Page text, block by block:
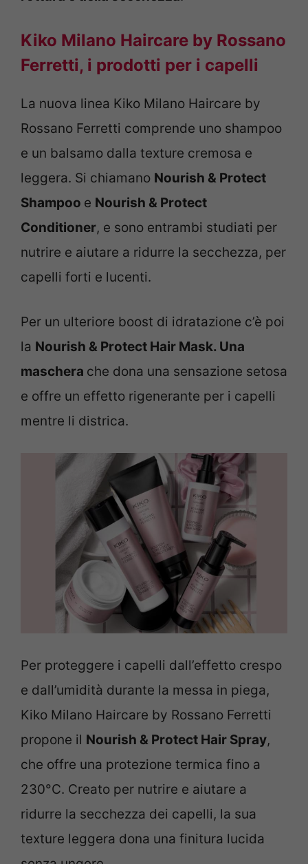
Kiko Milano Haircare by Rossano
Ferretti, i prodotti per i capelli
La nuova linea Kiko Milano Haircare by
Rossano Ferretti comprende uno shampoo
e un balsamo dalla texture cremosa e
leggera. Si chiamano Nourish & Protect
Shampoo e Nourish & Protect
Conditioner, e sono entrambi studiati per
nutrire e aiutare a ridurre la secchezza, per
capelli forti e lucenti.
Per un ulteriore boost di idratazione c’è poi
la Nourish & Protect Hair Mask. Una
maschera che dona una sensazione setosa
e offre un effetto rigenerante per i capelli
mentre li districa.
Per proteggere i capelli dall’effetto crespo
e dall’umidità durante la messa in piega,
Kiko Milano Haircare by Rossano Ferretti
propone il Nourish & Protect Hair Spray,
che offre una protezione termica fino a
230°C. Creato per nutrire e aiutare a
ridurre la secchezza dei capelli, la sua
texture leggera dona una finitura lucida